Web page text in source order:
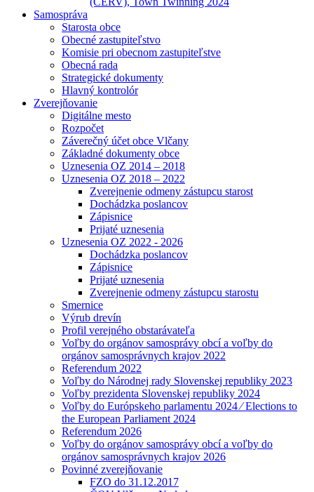
Samospráva
Starosta obce
Obecné zastupiteľstvo
Komisie pri obecnom zastupiteľstve
Obecná rada
Strategické dokumenty
Hlavný kontrolór
Zverejňovanie
Digitálne mesto
Rozpočet
Záverečný účet obce Vlčany
Základné dokumenty obce
Uznesenia OZ 2014 – 2018
Uznesenia OZ 2018 – 2022
Zverejnenie odmeny zástupcu starost
Dochádzka poslancov
Zápisnice
Prijaté uznesenia
Uznesenia OZ 2022 - 2026
Dochádzka poslancov
Zápisnice
Prijaté uznesenia
Zverejnenie odmeny zástupcu starostu
Smernice
Výrub drevín
Profil verejného obstarávateľa
Voľby do orgánov samosprávy obcí a voľby do
orgánov samosprávnych krajov 2022
Referendum 2022
Voľby do Národnej rady Slovenskej republiky 2023
Voľby prezidenta Slovenskej republiky 2024
Voľby do Európskeho parlamentu 2024 ⁄ Elections to
the European Parliament 2024
Referendum 2026
Voľby do orgánov samosprávy obcí a voľby do
orgánov samosprávnych krajov 2026
Povinné zverejňovanie
FZO do 31.12.2017